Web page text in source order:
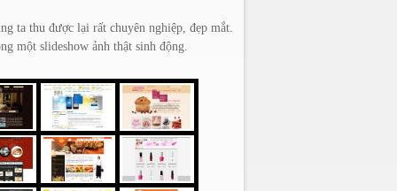
ta thu được lại rất chuyên nghiệp, đẹp mắt.
một slideshow ảnh thật sinh động.